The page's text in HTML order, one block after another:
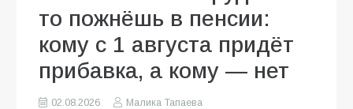
то пожнёшь в пенсии:
кому с 1 августа придёт
прибавка, а кому — нет
02.08.2026
Малика Тапаева